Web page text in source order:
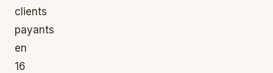
clients
payants
en
16